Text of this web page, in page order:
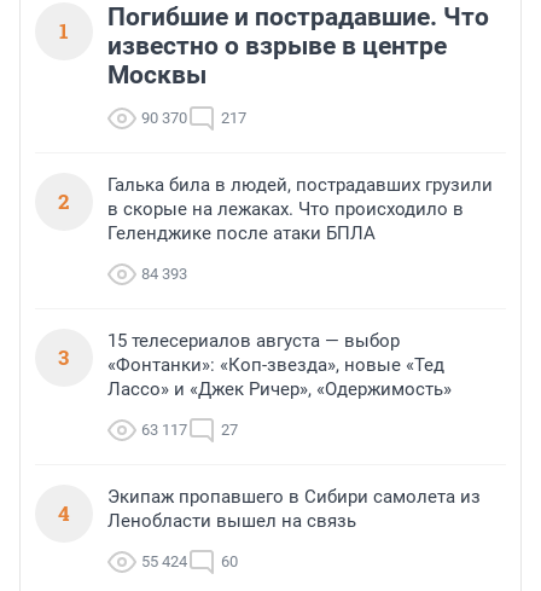
1
Погибшие и пострадавшие. Что
известно о взрыве в центре
Москвы
90 370 217
2
Галька била в людей, пострадавших грузили
в скорые на лежаках. Что происходило в
Геленджике после атаки БПЛА
84 393
3
15 телесериалов августа — выбор
«Фонтанки»: «Коп-звезда», новые «Тед
Лассо» и «Джек Ричер», «Одержимость»
63 117 27
4
Экипаж пропавшего в Сибири самолета из
Ленобласти вышел на связь
55 424 60